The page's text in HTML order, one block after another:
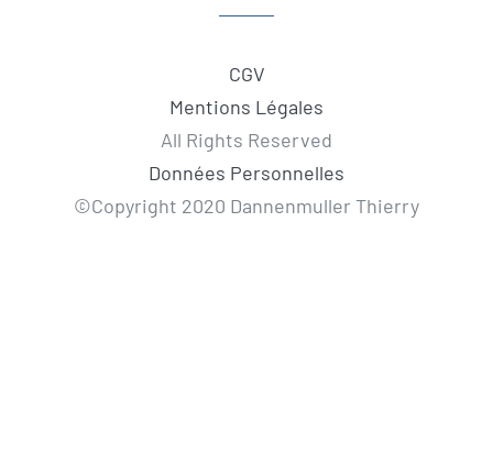
CGV
Mentions Légales
All Rights Reserved
Données Personnelles
©Copyright 2020 Dannenmuller Thierry